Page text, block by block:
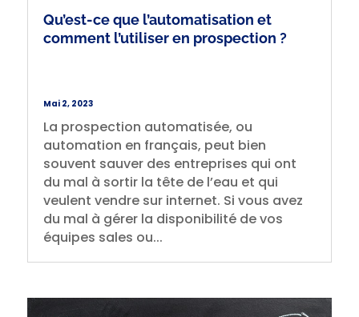
Qu’est-ce que l’automatisation et
comment l’utiliser en prospection ?
Mai 2, 2023
La prospection automatisée, ou
automation en français, peut bien
souvent sauver des entreprises qui ont
du mal à sortir la tête de l’eau et qui
veulent vendre sur internet. Si vous avez
du mal à gérer la disponibilité de vos
équipes sales ou...